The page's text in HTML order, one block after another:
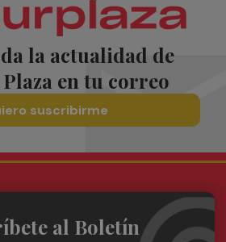
la actualidad de
en tu correo
suscribirme
al Boletín